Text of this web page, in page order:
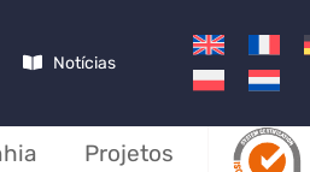
Notícias
Projetos